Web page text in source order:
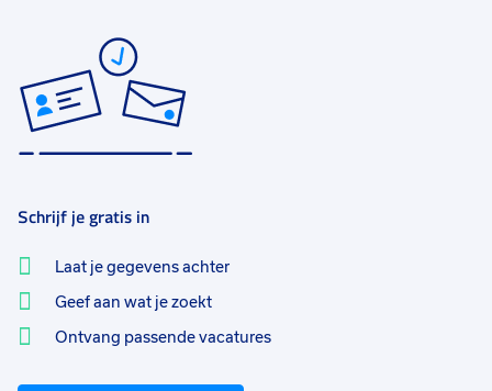
Schrijf je gratis in
Laat je gegevens achter
Geef aan wat je zoekt
Ontvang passende vacatures